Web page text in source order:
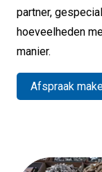
partner,
hoeveelheden
manier.
Afspraak